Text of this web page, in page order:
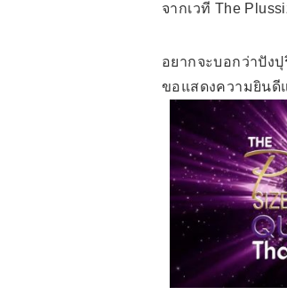
จากเวที The
อยากจะบอกว่าปังปุ
ขอแสดงความยินดี